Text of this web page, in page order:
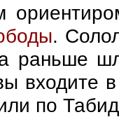
.
раньше
входите
по